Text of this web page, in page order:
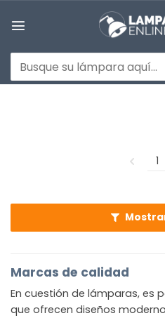
Buscar
por:
1
Marcas de calidad
En cuestión de lámparas, es
que ofrecen diseños